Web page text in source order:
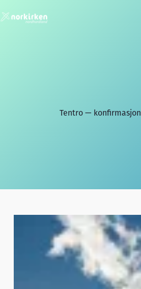
til
innholdet
Tentro — konfirmasjon